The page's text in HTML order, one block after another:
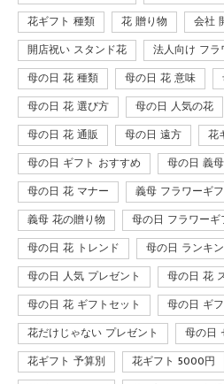
花ギフト 種類 花 贈り物 会社
開店祝い スタンド花 法人向け フラ
母の日 花 種類 母の日 花 意味
母の日 花 選び方 母の日 人気の花
母の日 花 通販 母の日 遠方 花
母の日 ギフト おすすめ 母の日 義
母の日 花 マナー 義母 フラワーギフ
義母 花の贈り物 母の日 フラワーギ
母の日 花 トレンド 母の日 ランキ
母の日 人気 プレゼント 母の日 花
母の日 花 ギフトセット 母の日 ギ
花だけじゃない プレゼント 母の日
花ギフト 予算別 花ギフト 5000円